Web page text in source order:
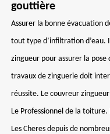
gouttière
Assurer la bonne évacuation
tout type d’infiltration d’eau.
zingueur pour assurer la
travaux de zinguerie doit
réussite. Le couvreur
Le Professionnel de la
Les Cheres depuis de